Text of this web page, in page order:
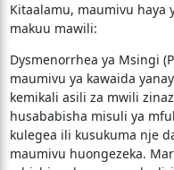
​Kitaalamu, maumivu haya
makuu mawili:
​Dysmenorrhea ya Msingi
maumivu ya kawaida
kemikali asili za mwili
husababisha misuli ya
kulegea ili kusukuma nje
maumivu huongezeka.